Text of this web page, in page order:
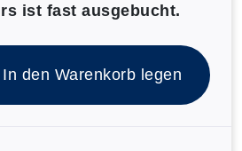
ist fast ausgebucht.
In den Warenkorb legen